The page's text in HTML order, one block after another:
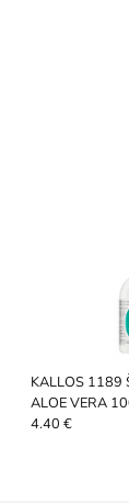
KALLOS 1189
ALOE VERA
4.40 €